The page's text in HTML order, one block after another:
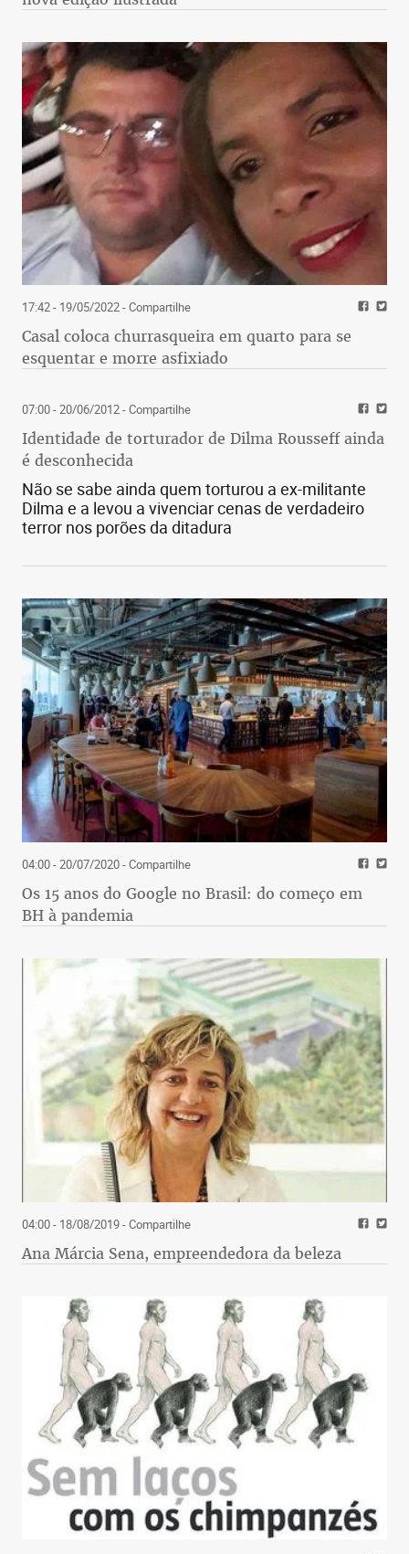
17:42 - 19/05/2022- Compartilhe
Casal coloca churrasqueira em quarto para se
esquentar e morre asfixiado
07:00 - 20/06/2012- Compartilhe
Identidade de torturador de Dilma Rousseff ainda
é desconhecida
Não se sabe ainda quem torturou a ex-militante
Dilma e a levou a vivenciar cenas de verdadeiro
terror nos porões da ditadura
04:00 - 20/07/2020- Compartilhe
Os 15 anos do Google no Brasil: do começo em
BH à pandemia
04:00 - 18/08/2019- Compartilhe
Ana Márcia Sena, empreendedora da beleza